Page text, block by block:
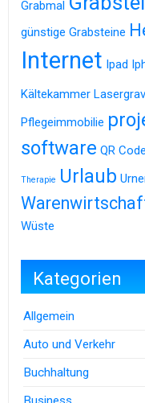
Grabmal
günstige Grabsteine
Internet Ipad
Kältekammer
Pflegeimmobilie
software QR Code
Therapie Urlaub
Wüste
Kategorien
Allgemein
Auto und Verkehr
Buchhaltung